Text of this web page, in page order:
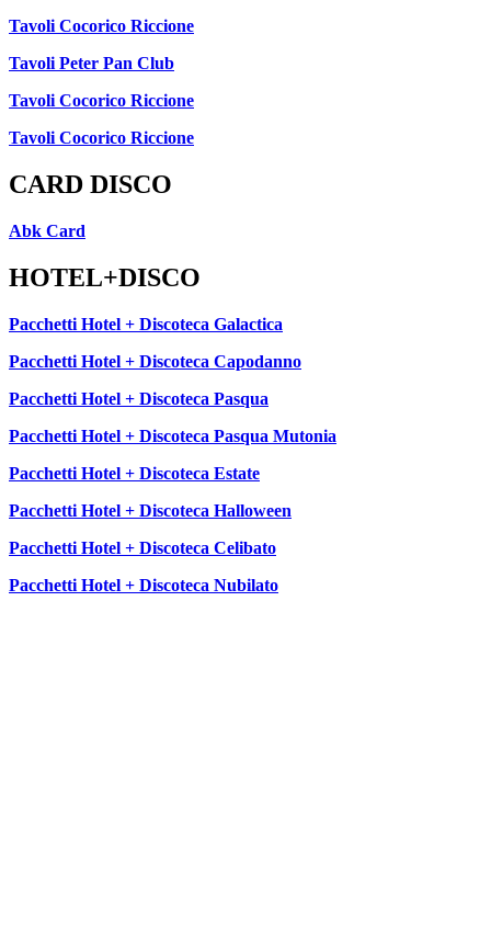
Tavoli Cocorico Riccione
Tavoli Peter Pan Club
Tavoli Cocorico Riccione
Tavoli Cocorico Riccione
CARD DISCO
Abk Card
HOTEL+DISCO
Pacchetti Hotel + Discoteca Galactica
Pacchetti Hotel + Discoteca Capodanno
Pacchetti Hotel + Discoteca Pasqua
Pacchetti Hotel + Discoteca Pasqua Mutonia
Pacchetti Hotel + Discoteca Estate
Pacchetti Hotel + Discoteca Halloween
Pacchetti Hotel + Discoteca Celibato
Pacchetti Hotel + Discoteca Nubilato